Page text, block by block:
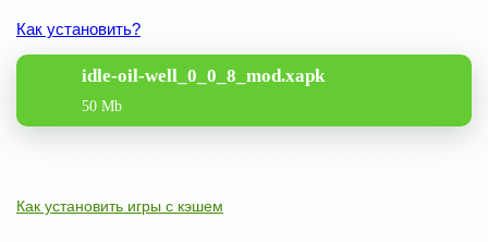
Как установить?
idle-oil-well_0_0_8_mod.xapk
50 Mb
Как установить игры с кэшем